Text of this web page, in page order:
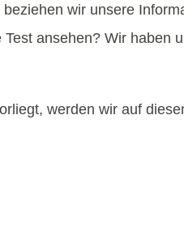
wir unsere
ansehen? Wir haben
werden wir auf